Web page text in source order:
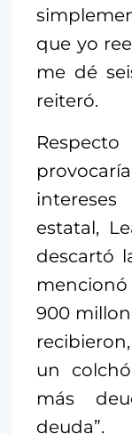
que yo
me dé
reiteró.
estatal,
descartó
mencionó
900
un
más
deuda”.